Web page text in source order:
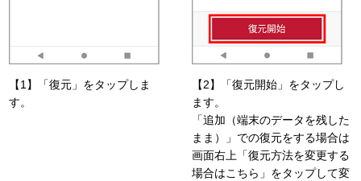
【1】「復元」をタップしま
す。
【2】「復元開始」をタップし
ます。
「追加（端末のデータを残した
まま）」での復元をする場合は
画面右上「復元方法を変更する
場合はこちら」をタップして変